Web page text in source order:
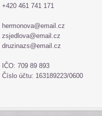
+420 461 741 171
hermonova@email.cz
zsjedlova@email.cz
druzinazs@email.cz
IČO: 709 89 893
Číslo účtu: 163189223/0600